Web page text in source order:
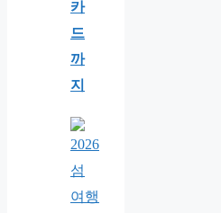
카
드
까
지